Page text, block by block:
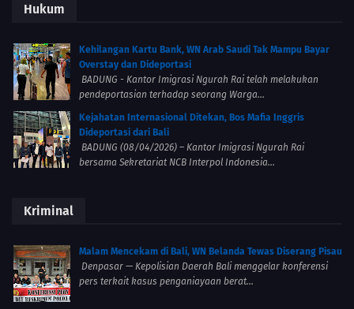
Hukum
Kehilangan Kartu Bank, WN Arab Saudi Tak Mampu Bayar
Overstay dan Dideportasi
BADUNG - Kantor Imigrasi Ngurah Rai telah melakukan
pendeportasian terhadap seorang Warga...
Kejahatan Internasional Ditekan, Bos Mafia Inggris
Dideportasi dari Bali
BADUNG (08/04/2026) – Kantor Imigrasi Ngurah Rai
bersama Sekretariat NCB Interpol Indonesia...
Kriminal
Malam Mencekam di Bali, WN Belanda Tewas Diserang Pisau
Denpasar — Kepolisian Daerah Bali menggelar konferensi
pers terkait kasus penganiayaan berat...